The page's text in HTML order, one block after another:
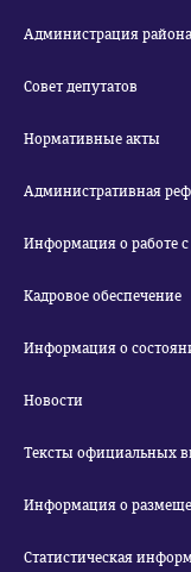
Администрация района
Совет депутатов
Нормативные акты
Административная
Информация о работе
Кадровое обеспечение
Информация о
Новости
Тексты официальных
Информация о
Статистическая